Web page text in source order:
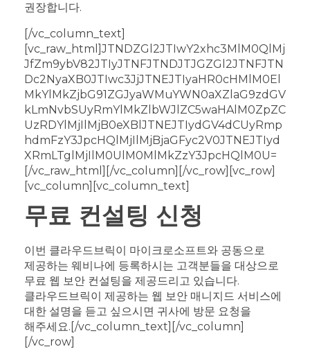
권장합니다.
[/vc_column_text]
[vc_raw_html]JTNDZGl2JTIwY2xhc3MlM0QlMj
JfZm9ybV82JTIyJTNFJTNDJTJGZGl2JTNFJTN
Dc2NyaXB0JTIwc3JjJTNEJTIyaHR0cHMlM0El
MkYlMkZjbG91ZGJyaWMuYWN0aXZlaG9zdGV
kLmNvbSUyRmYlMkZlbWJlZC5waHAlM0ZpZC
UzRDYlMjIlMjB0eXBlJTNEJTIydGV4dCUyRmp
hdmFzY3JpcHQlMjIlMjBjaGFyc2V0JTNEJTIyd
XRmLTglMjIlM0UlM0MlMkZzY3JpcHQlM0U=
[/vc_raw_html][/vc_column][/vc_row][vc_row]
[vc_column][vc_column_text]
무료 컨설팅 신청
이번 클라우드브릭이 마이크로소프트와 공동으로
제공하는 웨비나에 등록하시는 고객분들을 대상으로
무료 웹 보안 컨설팅을 제공드리고 있습니다.
클라우드브릭이 제공하는 웹 보안 매니지드 서비스에
대한 설명을 듣고 싶으시면 귀사에 방문 요청을
해주세요.[/vc_column_text][/vc_column]
[/vc_row]